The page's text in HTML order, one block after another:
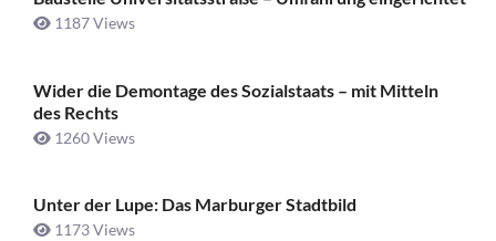
1187 Views
Wider die Demontage des Sozialstaats – mit Mitteln
des Rechts
1260 Views
Unter der Lupe: Das Marburger Stadtbild
1173 Views